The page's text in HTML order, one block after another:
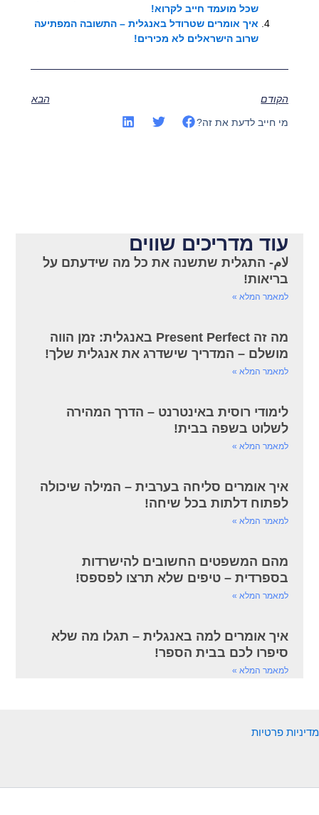
שכל מועמד חייב לקרוא!
איך אומרים שטרודל באנגלית – התשובה המפתיעה
שרוב הישראלים לא מכירים!
הקודם הבא
מי חייב לדעת את זה?
עוד מדריכים שווים
لام- התגלית שתשנה את כל מה שידעתם על
בריאות!
למאמר המלא »
מה זה Present Perfect באנגלית: זמן הווה
מושלם – המדריך שישדרג את אנגלית שלך!
למאמר המלא »
לימודי רוסית באינטרנט – הדרך המהירה
לשלוט בשפה בבית!
למאמר המלא »
איך אומרים סליחה בערבית – המילה שיכולה
לפתוח דלתות בכל שיחה!
למאמר המלא »
מהם המשפטים החשובים להישרדות
בספרדית – טיפים שלא תרצו לפספס!
למאמר המלא »
איך אומרים למה באנגלית – תגלו מה שלא
סיפרו לכם בבית הספר!
למאמר המלא »
מדיניות פרטיות